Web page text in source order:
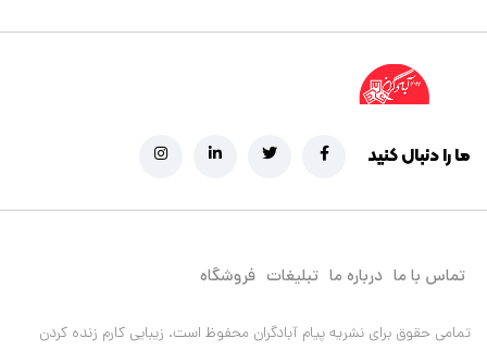
ما را دنبال کنید
تماس با ما درباره ما تبلیغات فروشگاه
تمامی حقوق برای نشریه پیام آبادگران محفوظ است. زیبایی کارم زنده کردن